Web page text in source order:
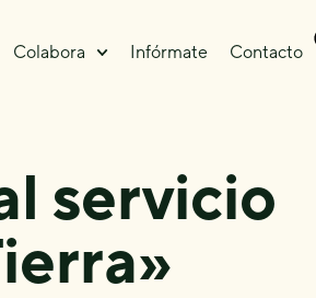
Colabora Infórmate Contacto
servicio